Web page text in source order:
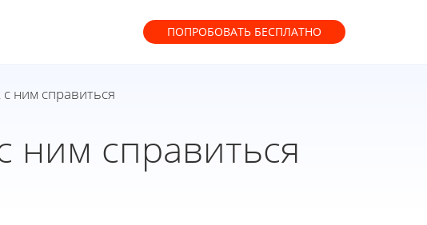
ПОПРОБОВАТЬ БЕСПЛАТНО
с ним справиться
ним справиться